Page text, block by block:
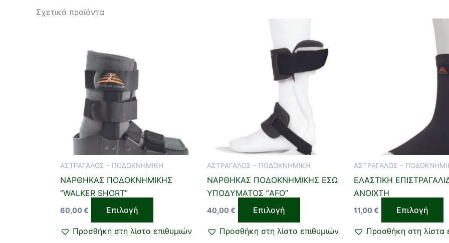
Σχετικά προϊόντα
ΑΣΤΡΑΓΑΛΟΣ – ΠΟΔΟΚΝΗΜΙΚΗ
ΝΑΡΘΗΚΑΣ ΠΟΔΟΚΝΗΜΙΚΗΣ
”WALKER SHORT”
60,00 € Επιλογή
να
επιλεγούν
στη
σελίδα
Προσθήκη στη λίστα επιθυμιών
ΑΣΤΡΑΓΑΛΟΣ – ΠΟΔΟΚΝΗΜΙΚΗ
ΝΑΡΘΗΚΑΣ ΠΟΔΟΚΝΗΜΙΚΗΣ ΕΣΩ
ΥΠΟΔΥΜΑΤΟΣ ”AFO”
40,00 € Επιλογή
το
προϊόν
πολλαπλές
να
επιλεγούν
στη
σελίδα
Προσθήκη στη λίστα επιθυμιών
ΑΣΤΡΑΓΑΛΟΣ –
ΕΛΑΣΤΙΚΗ
ΑΝΟΙΧΤΗ
11,00 € Επιλογή
Προσθήκη στη λίστα